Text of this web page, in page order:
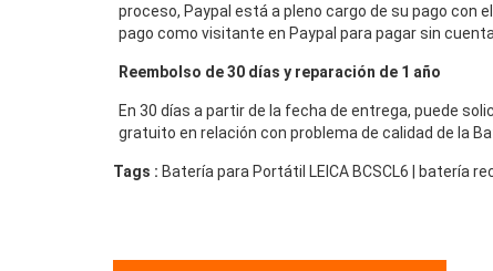
proceso, Paypal está a pleno cargo de su pago con
pago como visitante en Paypal para pagar sin
Reembolso de 30 días y reparación de 1 año
En 30 días a partir de la fecha de entrega, puede
gratuito en relación con problema de calidad de la
Tags : Batería para Portátil LEICA BCSCL6 | batería